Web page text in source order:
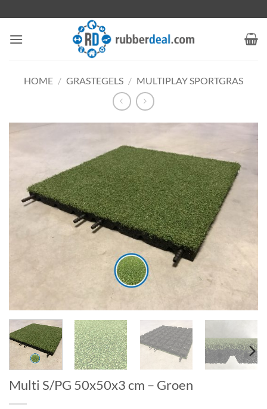
naar
inhoud
HOME / GRASTEGELS / MULTIPLAY SPORTGRAS
Multi S/PG 50x50x3 cm – Groen